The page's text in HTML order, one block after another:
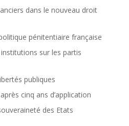
dans le nouveau droit
pénitentiaire française
institutions sur les partis
publiques
cinq ans d’application
des Etats